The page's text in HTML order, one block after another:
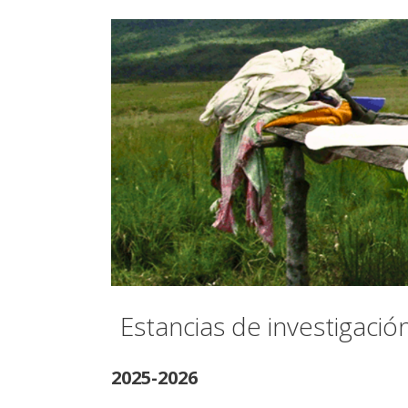
Estancias de
2025-2026